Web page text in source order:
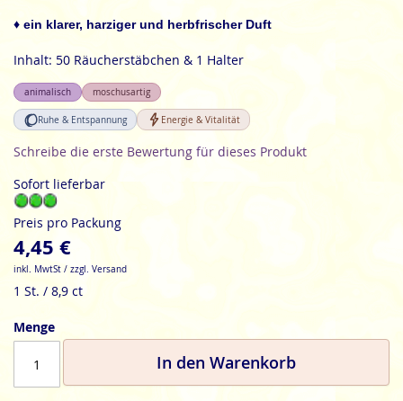
♦ ein klarer, harziger und herbfrischer Duft
Inhalt: 50 Räucherstäbchen & 1 Halter
animalisch moschusartig
Ruhe & Entspannung Energie & Vitalität
Schreibe die erste Bewertung für dieses Produkt
Sofort lieferbar
Preis pro Packung
4,45 €
inkl. MwtSt / zzgl. Versand
1 St. / 8,9 ct
Menge
In den Warenkorb